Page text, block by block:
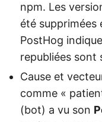
npm. Les
été supprimées
PostHog
republiées sont
Cause et
comme «
(bot) a vu son